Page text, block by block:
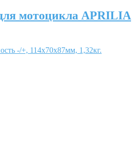
мотоцикла APRILIA
-/+, 114x70x87мм, 1,32кг.